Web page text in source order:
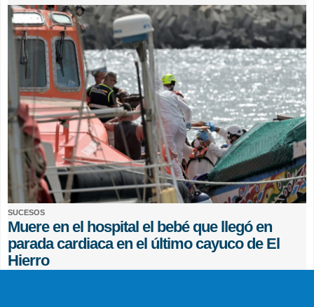
SUCESOS
Muere en el hospital el bebé que llegó en
parada cardiaca en el último cayuco de El
Hierro